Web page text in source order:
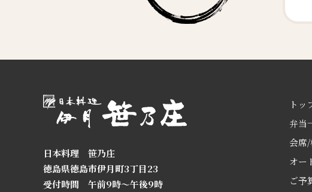
日本料理 笹乃庄
徳島県徳島市伊月町3丁目23
受付時間 午前9時～午後9時
トッ
弁当
会席
オー
ご予